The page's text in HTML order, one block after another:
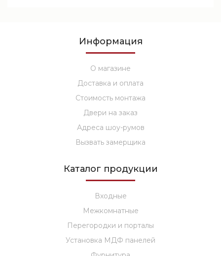
Информация
О магазине
Доставка и оплата
Стоимость монтажа
Двери на заказ
Адреса шоу-румов
Вызвать замерщика
Каталог продукции
Входные
Межкомнатные
Перегородки и порталы
Установка МДФ панелей